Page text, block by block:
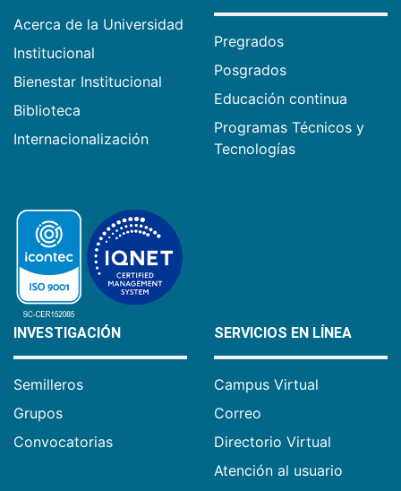
Acerca de la Universidad
Institucional
Bienestar Institucional
Biblioteca
Internacionalización
Pregrados
Posgrados
Educación continua
Programas Técnicos y
Tecnologías
INVESTIGACIÓN
Semilleros
Grupos
Convocatorias
SERVICIOS EN LÍNEA
Campus Virtual
Correo
Directorio Virtual
Atención al usuario